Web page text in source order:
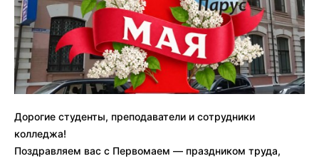
Дорогие студенты, преподаватели и сотрудники
колледжа!
Поздравляем вас с Первомаем — праздником труда,